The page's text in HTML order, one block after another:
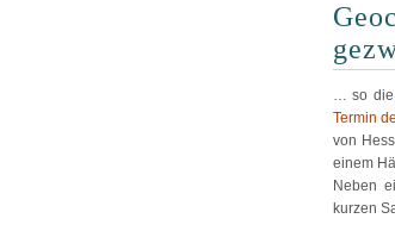
… so
Termin
von
einem
Neben
kurzen